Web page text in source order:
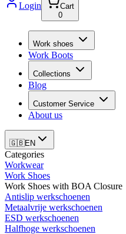
Login
Cart
0
Work shoes
Work Boots
Collections
Blog
Customer Service
About us
🇬🇧EN
Categories
Workwear
Work Shoes
Work Shoes with BOA Closure
Antislip werkschoenen
Metaalvrije werkschoenen
ESD werkschoenen
Halfhoge werkschoenen